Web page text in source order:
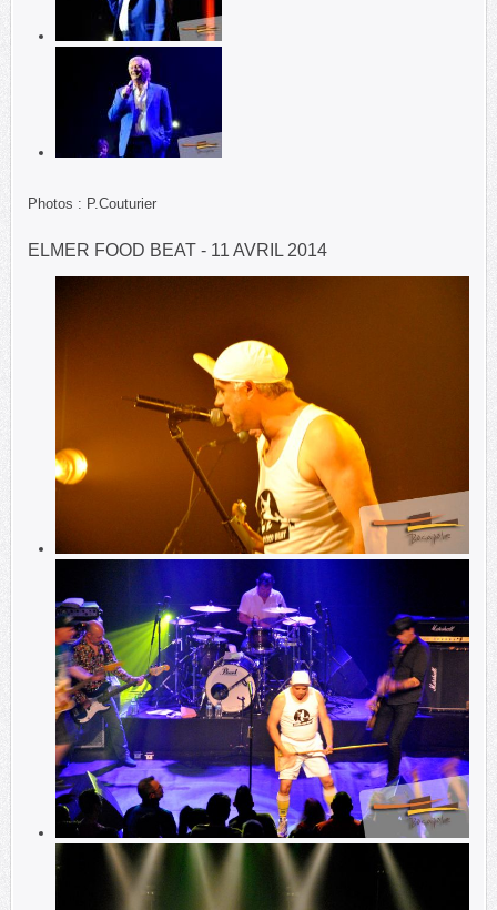
Photos : P.Couturier
ELMER FOOD BEAT - 11 AVRIL 2014